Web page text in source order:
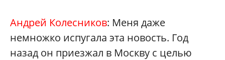
Андрей Колесников: Меня даже
немножко испугала эта новость. Год
назад он приезжал в Москву с целью